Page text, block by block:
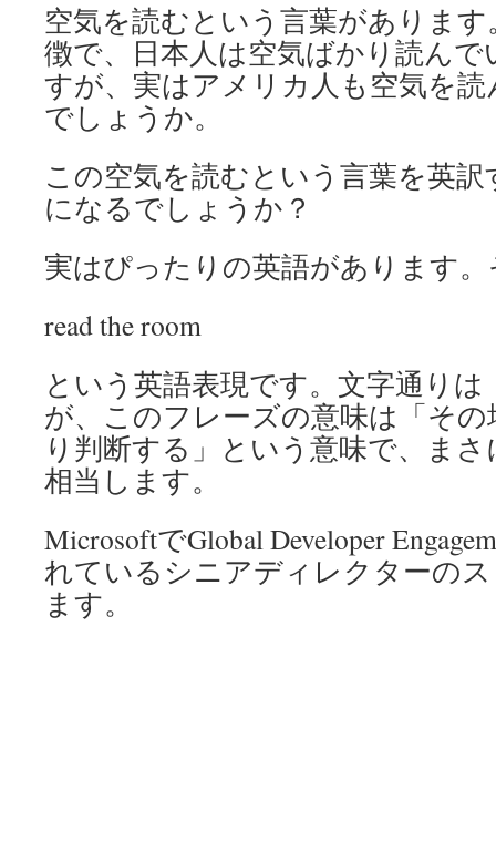
空気を読むという言葉がありま
徴で、日本人は空気ばかり読ん
すが、実はアメリカ人も空気を
でしょうか。
この空気を読むという言葉を英
になるでしょうか？
実はぴったりの英語があります
read the room
という英語表現です。文字通り
が、このフレーズの意味は「そ
り判断する」という意味で、ま
相当します。
MicrosoftでGlobal Developer
れているシニアディレクターの
ます。